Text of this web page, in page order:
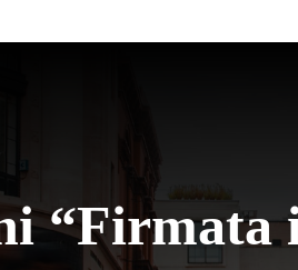
“Firmata